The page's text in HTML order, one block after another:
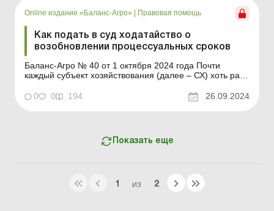
н...
Online издание «Баланс-Агро» | Правовая помощь
Как подать в суд ходатайство о
возобновлении процессуальных сроков
Баланс-Агро № 40 от 1 октября 2024 года Почти
каждый субъект хозяйствования (далее – СХ) хоть раз
важно соблюдать установленные законом
процессуальные сроки. Пропуск таких сроков может
0 0 194 26.09.2024
Показать еще
1 ИЗ 2